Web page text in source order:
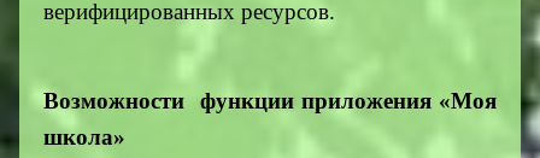
верифицированных ресурсов.
Возможности функции приложения «Моя
школа»